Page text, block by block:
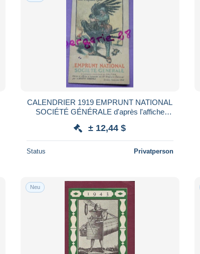
CALENDRIER 1919 EMPRUNT NATIONAL
SOCIÉTÉ GÉNÉRALE d'après l'affiche
± 12,44 $
Status Privatperson
Neu